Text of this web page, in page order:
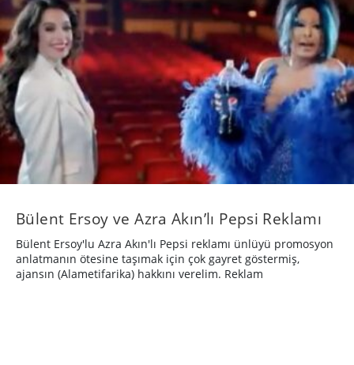
Bülent Ersoy ve Azra Akın’lı Pepsi Reklamı
Bülent Ersoy'lu Azra Akın'lı Pepsi reklamı ünlüyü promosyon
anlatmanın ötesine taşımak için çok gayret göstermiş,
ajansın (Alametifarika) hakkını verelim. Reklam